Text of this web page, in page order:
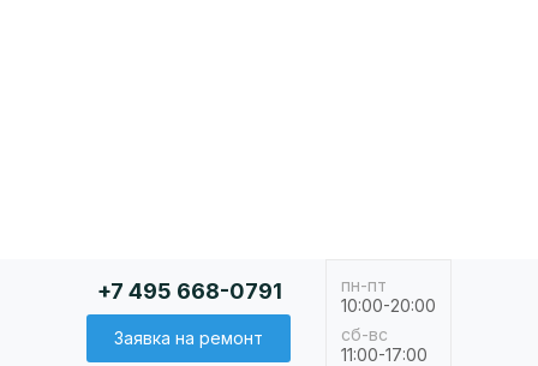
пн-пт
сб-вс
10:00-20:00
11:00-17:00
+7 495 668-0791
Заявка на ремонт